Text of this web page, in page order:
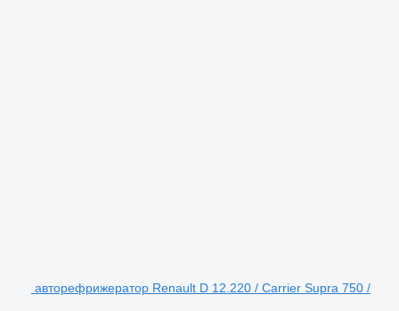
авторефрижератор Renault D 12.220 / Carrier Supra 750 /